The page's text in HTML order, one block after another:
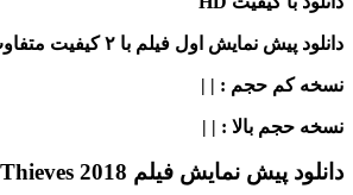
دانلود پیش نمایش اول فیلم با ۲ کیفیت متفاوت
نسخه کم حجم : | |
نسخه حجم بالا : | |
دانلود پیش نمایش فیلم The King Of Thieves 2018